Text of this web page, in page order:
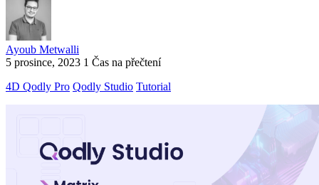
Ayoub Metwalli
5 prosince, 2023 1 Čas na přečtení
4D Qodly Pro Qodly Studio Tutorial